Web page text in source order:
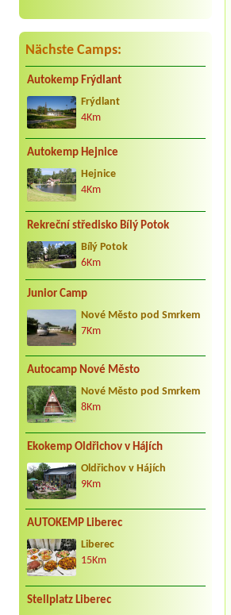
Nächste Camps:
Autokemp Frýdlant
Frýdlant
4Km
Autokemp Hejnice
Hejnice
4Km
Rekreční středisko Bílý Potok
Bílý Potok
6Km
Junior Camp
Nové Město pod Smrkem
7Km
Autocamp Nové Město
Nové Město pod Smrkem
8Km
Ekokemp Oldřichov v Hájích
Oldřichov v Hájích
9Km
AUTOKEMP Liberec
Liberec
15Km
Stellplatz Liberec